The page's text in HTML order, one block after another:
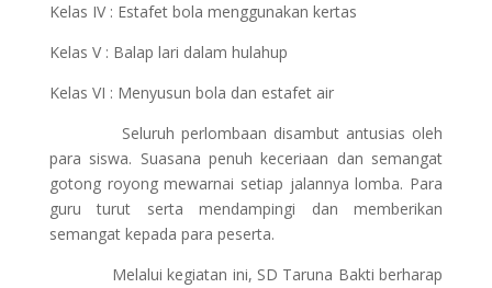
Kelas IV : Estafet bola menggunakan kertas
Kelas V : Balap lari dalam hulahup
Kelas VI : Menyusun bola dan estafet air
Seluruh perlombaan disambut antusias oleh
para siswa. Suasana penuh keceriaan dan semangat
gotong royong mewarnai setiap jalannya lomba. Para
guru turut serta mendampingi dan memberikan
semangat kepada para peserta.
Melalui kegiatan ini, SD Taruna Bakti berharap